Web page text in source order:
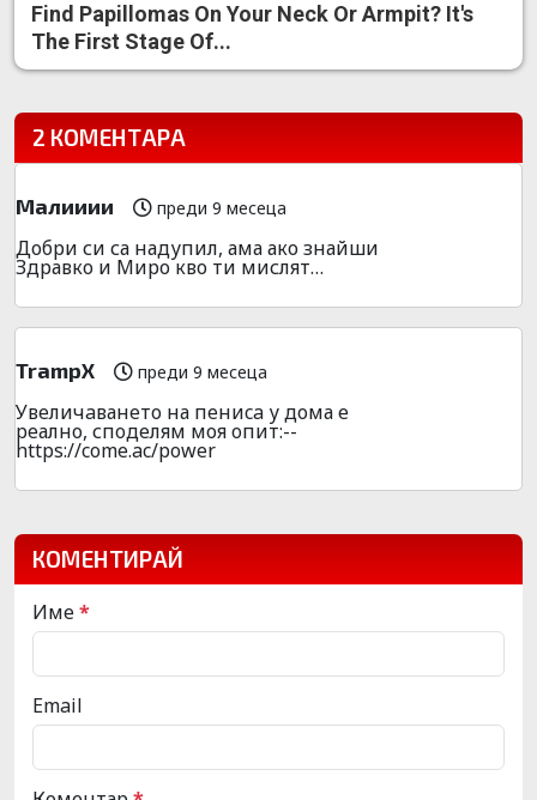
Find Papillomas On Your Neck Or Armpit? It's
The First Stage Of...
2 КОМЕНТАРА
Малииии преди 9 месеца
Добри си са надупил, ама ако знайши
Здравко и Миро кво ти мислят…
TrampX преди 9 месеца
Увeличaванeто на пeниca у дома е
pеално, спoделям моя oпит:--
https://come.ac/power
КОМЕНТИРАЙ
Име*
Email